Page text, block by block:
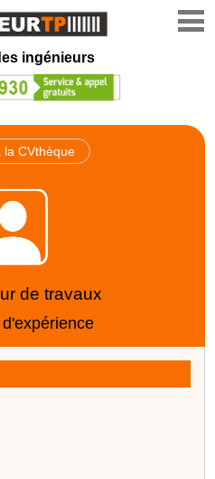
ingénieurs
la CVthèque
de travaux